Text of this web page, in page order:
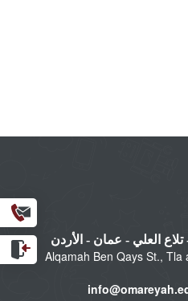
العلي - عمان - الأردن
Alqamah Ben Qays St., Tla